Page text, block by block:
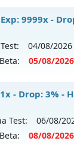
LÀ NGHIỀN
máy chủQUẬN
Exp: 9999x -
04/08/2026
05/08/2026
thưởng lớn,
máy chủQuân
- Drop: 3% -
Test: 06/08/
08/08/2026